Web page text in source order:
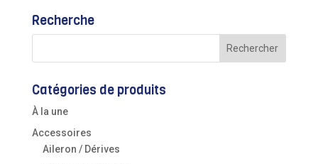
Recherche
Catégories de produits
À la une
Accessoires
Aileron / Dérives